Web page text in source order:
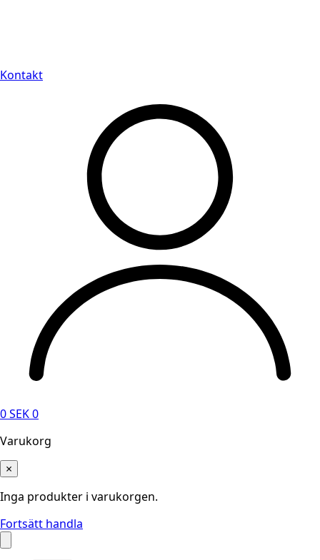
Kontakt
0SEK0
Varukorg
×
Inga produkter i varukorgen.
Fortsätt handla